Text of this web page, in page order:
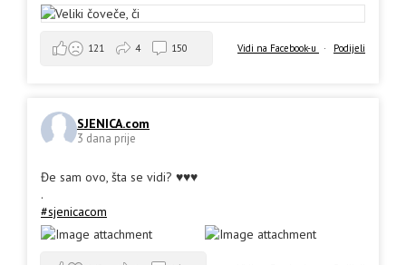
Vidi na Facebook-u · Podijeli
121 4 150
SJENICA.com
3 dana prije
Đe sam ovo, šta se vidi? ♥️♥️♥️
.
#sjenicacom